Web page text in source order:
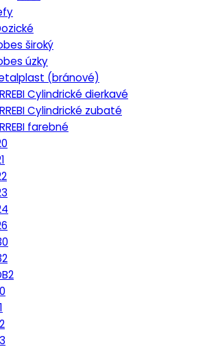
široký
úzky
(bránové)
Cylindrické dierkavé
Cylindrické zubaté
farebné